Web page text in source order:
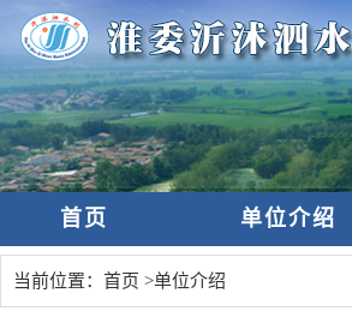
首页 单位介绍
当前位置： 首页 >单位介绍